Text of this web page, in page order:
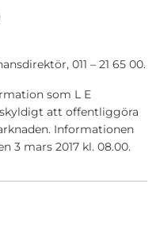
011 – 21 65 00.
som L E
att offentliggöra
Informationen
3 mars 2017 kl. 08.00.